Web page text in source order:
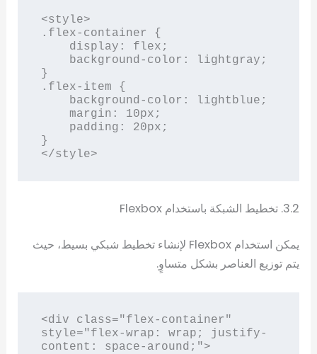
<style>
.flex-container {
}
.flex-item {
}
</style>
3.2. تخطيط الشبكة باستخدام Flexbox
يمكن استخدام Flexbox لإنشاء تخطيط شبكي بسيط، حيث
يتم توزيع العناصر بشكل متساوٍ.
<div class="flex-container"
style="flex-wrap: wrap; justify-
content: space-around;">